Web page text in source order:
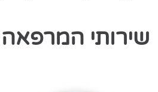
שירותי המרפאה